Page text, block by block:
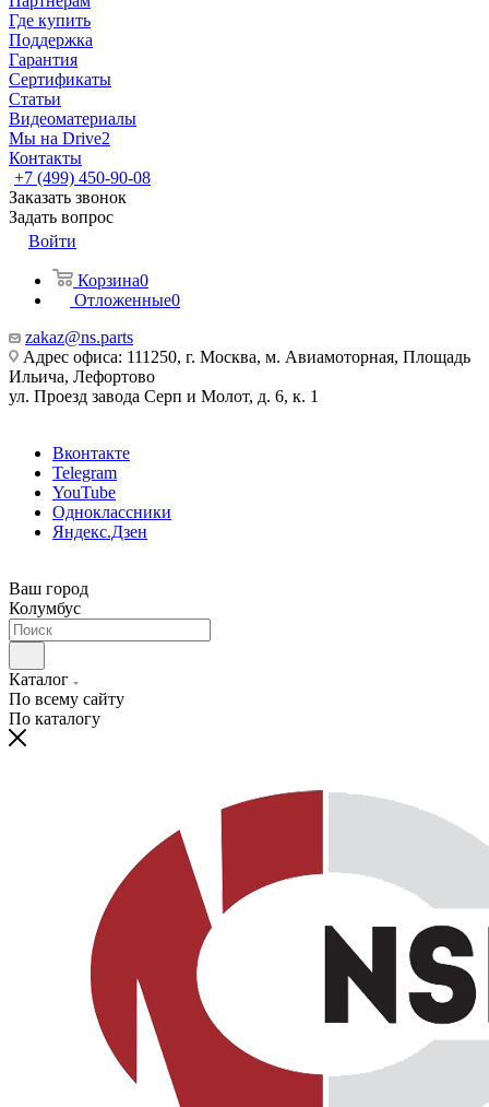
Где купить
Поддержка
Гарантия
Сертификаты
Статьи
Видеоматериалы
Мы на Drive2
Контакты
+7 (499) 450-90-08
Заказать звонок
Задать вопрос
Войти
Корзина0
Отложенные0
zakaz@ns.parts
Адрес офиса: 111250, г. Москва, м. Авиамоторная, Площадь
Ильича, Лефортово
ул. Проезд завода Серп и Молот, д. 6, к. 1
Вконтакте
Telegram
YouTube
Одноклассники
Яндекс.Дзен
Ваш город
Колумбус
Каталог
По всему сайту
По каталогу